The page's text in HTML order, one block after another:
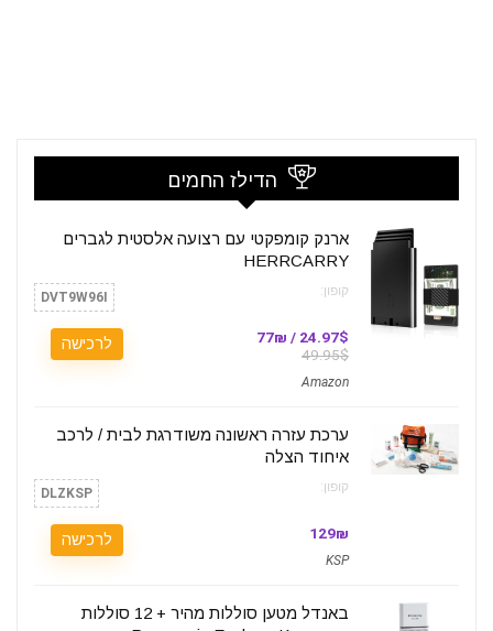
הדילז החמים
ארנק קומפקטי עם רצועה אלסטית לגברים
HERRCARRY
קופון: DVT9W96I
24.97$ / 77₪
49.95$
Amazon
לרכישה
ערכת עזרה ראשונה משודרגת לבית / לרכב
איחוד הצלה
קופון: DLZKSP
129₪
KSP
לרכישה
באנדל מטען סוללות מהיר + 12 סוללות